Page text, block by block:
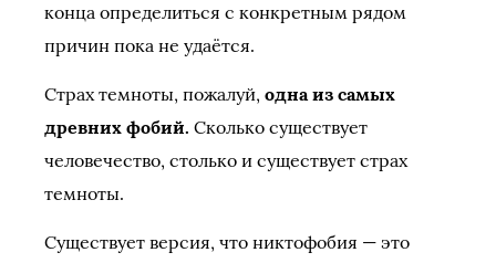
конца определиться с конкретным рядом
причин пока не удаётся.
Страх темноты, пожалуй, одна из самых
древних фобий. Сколько существует
человечество, столько и существует страх
темноты.
Существует версия, что никтофобия — это